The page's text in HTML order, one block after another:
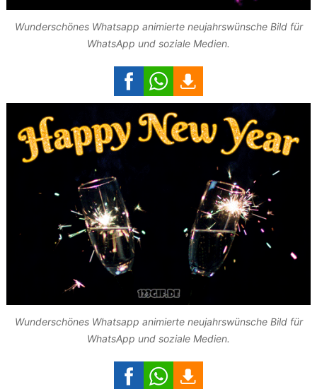
Wunderschönes Whatsapp animierte neujahrswünsche Bild für
WhatsApp und soziale Medien.
Wunderschönes Whatsapp animierte neujahrswünsche Bild für
WhatsApp und soziale Medien.